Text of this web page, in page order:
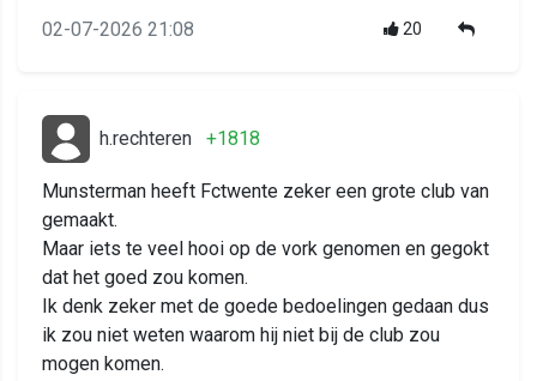
02-07-2026 21:08 20
h.rechteren +1818
Munsterman heeft Fctwente zeker een grote club van
gemaakt.
Maar iets te veel hooi op de vork genomen en gegokt
dat het goed zou komen.
Ik denk zeker met de goede bedoelingen gedaan dus
ik zou niet weten waarom hij niet bij de club zou
mogen komen.